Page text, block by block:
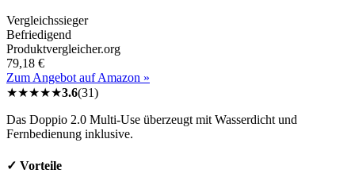
Vergleichssieger
Befriedigend
Produktvergleicher.org
79,18 €
Zum Angebot auf Amazon »
★★★★★3.6(31)
Das Doppio 2.0 Multi-Use überzeugt mit Wasserdicht und
Fernbedienung inklusive.
✓ Vorteile